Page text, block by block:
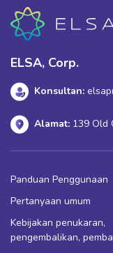
ELSA, Corp.
Konsultan:
Alamat: 139 Old
Panduan Penggunaan
Pertanyaan umum
Kebijakan penukaran,
pengembalikan,